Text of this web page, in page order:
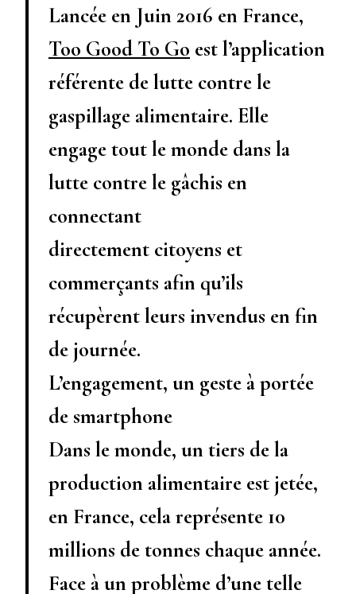
Lancée en Juin 2016 en France,
Too Good To Go est l’application
référente de lutte contre le
gaspillage alimentaire. Elle
engage tout le monde dans la
lutte contre le gâchis en
connectant
directement citoyens et
commerçants afin qu’ils
récupèrent leurs invendus en fin
de journée.
L’engagement, un geste à portée
de smartphone
Dans le monde, un tiers de la
production alimentaire est jetée,
en France, cela représente 10
millions de tonnes chaque année.
Face à un problème d’une telle